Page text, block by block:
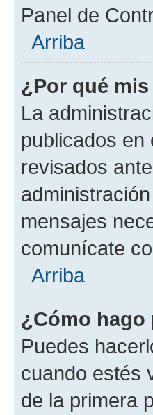
Panel de
Arriba
¿Por qué
La
publicados en
revisados
mensajes
comunícate
Arriba
¿Cómo hago
Puedes
cuando estés
de la primera